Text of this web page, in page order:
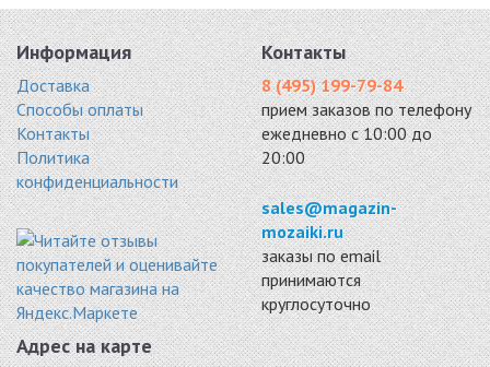
Информация
Доставка
Способы оплаты
Контакты
Политика
конфиденциальности
Контакты
8 (495) 199-79-84
прием заказов по телефону
ежедневно с 10:00 до
20:00
sales@magazin-
mozaiki.ru
заказы по email
принимаются
круглосуточно
Адрес на карте